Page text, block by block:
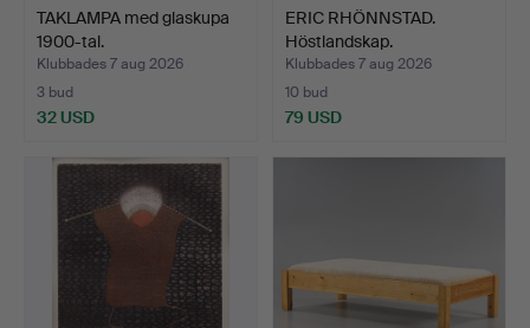
TAKLAMPA med glaskupa
1900-tal.
Klubbades 7 aug 2026
3 bud
32 USD
ERIC RHÖNNSTAD.
Höstlandskap.
Klubbades 7 aug 2026
10 bud
79 USD